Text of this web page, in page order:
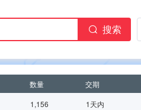
搜索
数量 交期
1,156
1天内